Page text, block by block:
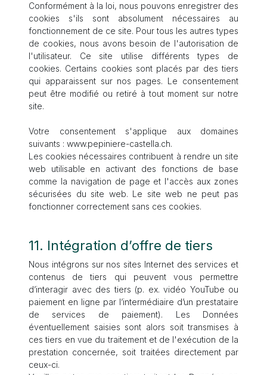
Conformément à la loi, nous pouvons enregistrer des
cookies s'ils sont absolument nécessaires au
fonctionnement de ce site. Pour tous les autres types
de cookies, nous avons besoin de l'autorisation de
l'utilisateur. Ce site utilise différents types de
cookies. Certains cookies sont placés par des tiers
qui apparaissent sur nos pages. Le consentement
peut être modifié ou retiré à tout moment sur notre
site.
Votre consentement s'applique aux domaines
suivants : www.pepiniere-castella.ch.
Les cookies nécessaires contribuent à rendre un site
web utilisable en activant des fonctions de base
comme la navigation de page et l'accès aux zones
sécurisées du site web. Le site web ne peut pas
fonctionner correctement sans ces cookies.
11. Intégration d’offre de tiers
Nous intégrons sur nos sites Internet des services et
contenus de tiers qui peuvent vous permettre
d’interagir avec des tiers (p. ex. vidéo YouTube ou
paiement en ligne par l’intermédiaire d’un prestataire
de services de paiement). Les Données
éventuellement saisies sont alors soit transmises à
ces tiers en vue du traitement et de l'exécution de la
prestation concernée, soit traitées directement par
ceux-ci.